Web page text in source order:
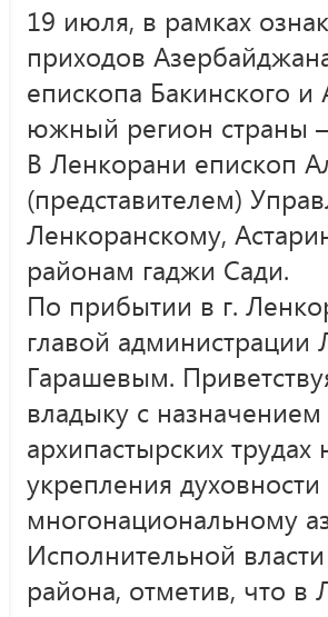
19 июля, в рамках
приходов
епископа Бакинского
южный регион страны
В Ленкорани епископ
(представителем)
Ленкоранскому,
районам гаджи Сади.
По прибытии в г.
главой администрации
Гарашевым.
владыку с
архипастырских
укрепления
многонациональному
Исполнительной
района, отметив, что